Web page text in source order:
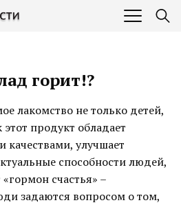
горит!?
лакомство не только детей,
продукт обладает
улучшает
способности людей,
счастья» –
задаются вопросом о том,